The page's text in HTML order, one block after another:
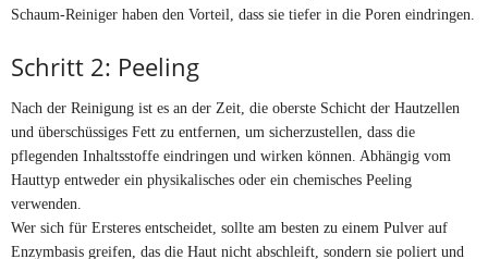
Schaum-Reiniger haben den Vorteil, dass sie tiefer in die Poren eindringen.
Schritt 2: Peeling
Nach der Reinigung ist es an der Zeit, die oberste Schicht der Hautzellen
und überschüssiges Fett zu entfernen, um sicherzustellen, dass die
pflegenden Inhaltsstoffe eindringen und wirken können. Abhängig vom
Hauttyp entweder ein physikalisches oder ein chemisches Peeling
verwenden.
Wer sich für Ersteres entscheidet, sollte am besten zu einem Pulver auf
Enzymbasis greifen, das die Haut nicht abschleift, sondern sie poliert und